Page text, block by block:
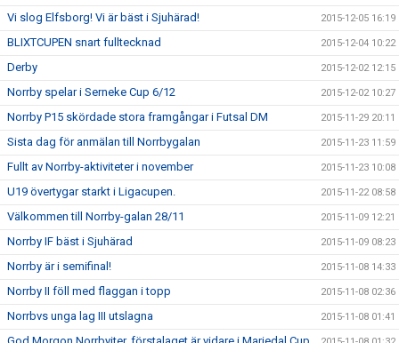
Vi slog Elfsborg! Vi är bäst i Sjuhärad! 2015-12-05 16:19
BLIXTCUPEN snart fulltecknad 2015-12-04 10:22
Derby 2015-12-02 12:15
Norrby spelar i Serneke Cup 6/12 2015-12-02 10:27
Norrby P15 skördade stora framgångar i Futsal DM 2015-11-29 20:11
Sista dag för anmälan till Norrbygalan 2015-11-23 11:59
Fullt av Norrby-aktiviteter i november 2015-11-23 10:08
U19 övertygar starkt i Ligacupen. 2015-11-22 08:58
Välkommen till Norrby-galan 28/11 2015-11-09 12:21
Norrby IF bäst i Sjuhärad 2015-11-09 08:23
Norrby är i semifinal! 2015-11-08 14:33
Norrby II föll med flaggan i topp 2015-11-08 02:36
Norrbvs unga lag III utslagna 2015-11-08 01:41
God Morgon Norrbyiter, förstalaget är vidare i Mariedal Cup